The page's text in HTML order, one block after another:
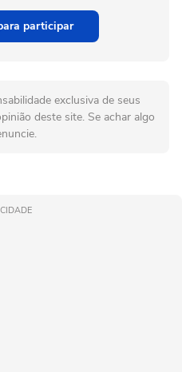
participar
exclusiva de seus
deste site. Se achar algo